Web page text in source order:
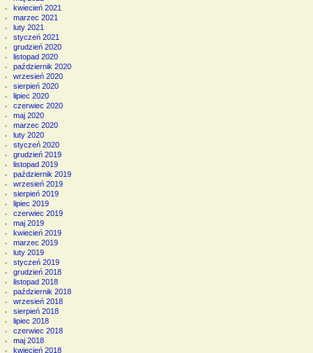
kwiecień 2021
marzec 2021
luty 2021
styczeń 2021
grudzień 2020
listopad 2020
październik 2020
wrzesień 2020
sierpień 2020
lipiec 2020
czerwiec 2020
maj 2020
marzec 2020
luty 2020
styczeń 2020
grudzień 2019
listopad 2019
październik 2019
wrzesień 2019
sierpień 2019
lipiec 2019
czerwiec 2019
maj 2019
kwiecień 2019
marzec 2019
luty 2019
styczeń 2019
grudzień 2018
listopad 2018
październik 2018
wrzesień 2018
sierpień 2018
lipiec 2018
czerwiec 2018
maj 2018
kwiecień 2018